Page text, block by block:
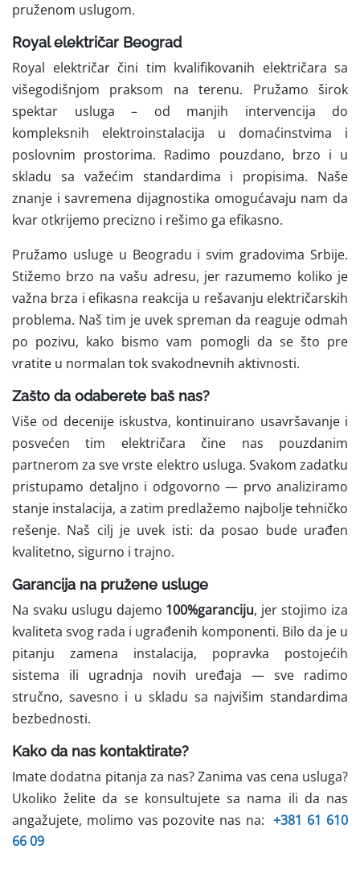
pruženom uslugom.
Royal električar Beograd
Royal električar čini tim kvalifikovanih električara sa
višegodišnjom praksom na terenu. Pružamo širok
spektar usluga – od manjih intervencija do
kompleksnih elektroinstalacija u domaćinstvima i
poslovnim prostorima. Radimo pouzdano, brzo i u
skladu sa važećim standardima i propisima. Naše
znanje i savremena dijagnostika omogućavaju nam da
kvar otkrijemo precizno i rešimo ga efikasno.
Pružamo usluge u Beogradu i svim gradovima Srbije.
Stižemo brzo na vašu adresu, jer razumemo koliko je
važna brza i efikasna reakcija u rešavanju električarskih
problema. Naš tim je uvek spreman da reaguje odmah
po pozivu, kako bismo vam pomogli da se što pre
vratite u normalan tok svakodnevnih aktivnosti.
Zašto da odaberete baš nas?
Više od decenije iskustva, kontinuirano usavršavanje i
posvećen tim električara čine nas pouzdanim
partnerom za sve vrste elektro usluga. Svakom zadatku
pristupamo detaljno i odgovorno — prvo analiziramo
stanje instalacija, a zatim predlažemo najbolje tehničko
rešenje. Naš cilj je uvek isti: da posao bude urađen
kvalitetno, sigurno i trajno.
Garancija na pružene usluge
Na svaku uslugu dajemo 100%garanciju, jer stojimo iza
kvaliteta svog rada i ugrađenih komponenti. Bilo da je u
pitanju zamena instalacija, popravka postojećih
sistema ili ugradnja novih uređaja — sve radimo
stručno, savesno i u skladu sa najvišim standardima
bezbednosti.
Kako da nas kontaktirate?
Imate dodatna pitanja za nas? Zanima vas cena usluga?
Ukoliko želite da se konsultujete sa nama ili da nas
angažujete, molimo vas pozovite nas na: +381 61 610
66 09